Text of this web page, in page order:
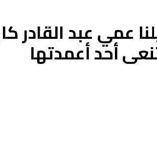
عمي عبد القادر